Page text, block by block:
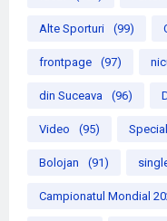
Alte Sporturi (99)
frontpage (97)
din Suceava (96)
Video (95) Special
Bolojan (91)
Campionatul Mondial